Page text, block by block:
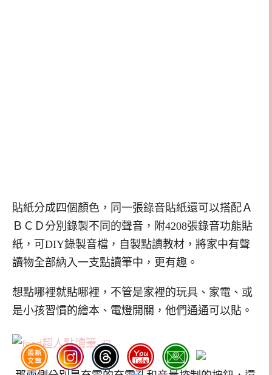
貼紙分成四個顏色，同一張錄音貼紙還可以搭配Ａ
ＢＣＤ分別錄製不同的聲音，附4208張錄音功能貼
紙，可DIY錄製音檔，自製點讀教材，將家中有聲
讀物全部納入一支點讀筆中，更有趣。
想點哪裡就貼哪裡，不管是家裡的玩具、家電、或
是小孩習慣的繪本、電燈開關，他們通通可以貼。